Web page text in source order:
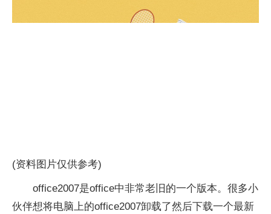
(资料图片仅供参考)
office2007是office中非常老旧的一个版本。很多小
伙伴想将电脑上的office2007卸载了然后下载一个最新